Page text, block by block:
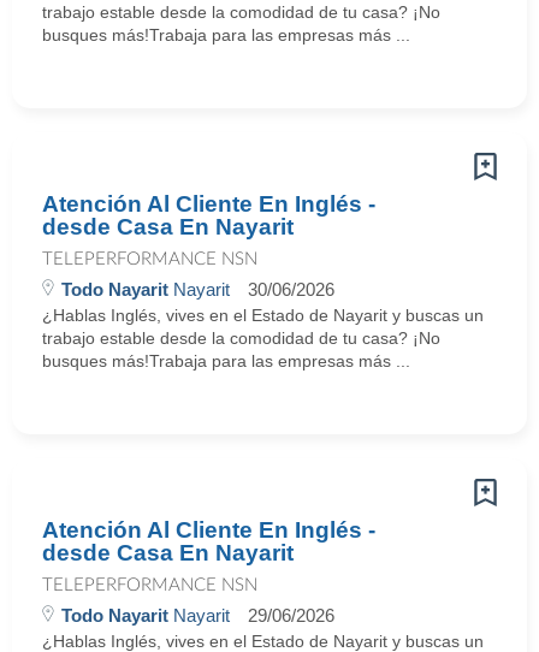
trabajo estable desde la comodidad de tu casa? ¡No
busques más!Trabaja para las empresas más ...
Atención Al Cliente En Inglés -
desde Casa En Nayarit
TELEPERFORMANCE NSN
Todo Nayarit Nayarit 30/06/2026
¿Hablas Inglés, vives en el Estado de Nayarit y buscas un
trabajo estable desde la comodidad de tu casa? ¡No
busques más!Trabaja para las empresas más ...
Atención Al Cliente En Inglés -
desde Casa En Nayarit
TELEPERFORMANCE NSN
Todo Nayarit Nayarit 29/06/2026
¿Hablas Inglés, vives en el Estado de Nayarit y buscas un